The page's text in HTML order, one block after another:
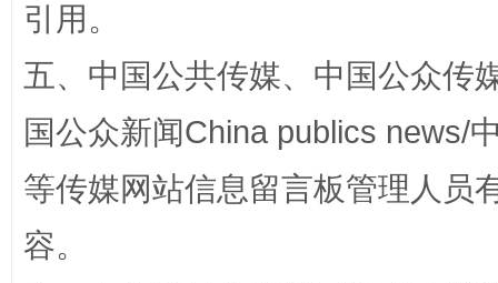
这是一记警钟！ 谢
引用。
五、中国公共传媒、中国公众传
国公众新闻China publics news/
等传媒网站信息留言板管理人员
容。